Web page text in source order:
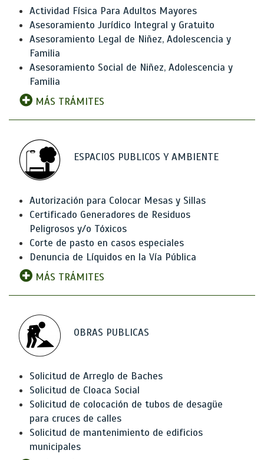
Actividad Física Para Adultos Mayores
Asesoramiento Jurídico Integral y Gratuito
Asesoramiento Legal de Niñez, Adolescencia y
Familia
Asesoramiento Social de Niñez, Adolescencia y
Familia
MÁS TRÁMITES
ESPACIOS PUBLICOS Y AMBIENTE
Autorización para Colocar Mesas y Sillas
Certificado Generadores de Residuos
Peligrosos y/o Tóxicos
Corte de pasto en casos especiales
Denuncia de Líquidos en la Vía Pública
MÁS TRÁMITES
OBRAS PUBLICAS
Solicitud de Arreglo de Baches
Solicitud de Cloaca Social
Solicitud de colocación de tubos de desagüe
para cruces de calles
Solicitud de mantenimiento de edificios
municipales